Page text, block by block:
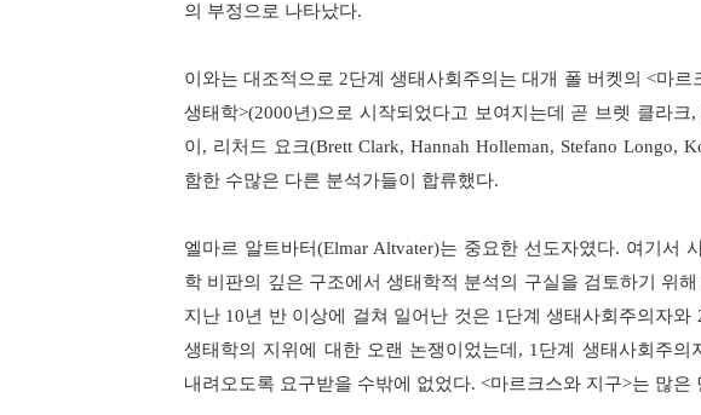
의 부정으로 나타났다.
이와는 대조적으로 2단계 생태사회주의는 대개 폴 버켓의 <마르
생태학>(2000년)으로 시작되었다고 보여지는데 곧 브렛 클라크,
이 , 리처드 요크(Brett Clark, Hannah Holleman, Stefano Longo,
함한 수많은 다른 분석가들이 합류했다.
엘마르 알트바터(Elmar Altvater)는 중요한 선도자였다. 여기서
학 비판의 깊은 구조에서 생태학적 분석의 구실을 검토하기 위
지난 10년 반 이상에 걸쳐 일어난 것은 1 단계 생태사회주의자와
생태학의 지위에 대한 오랜 논쟁이었는데 , 1 단계 생태사회주의
내려오도록 요구받을 수밖에 없었다. <마르크스와 지구>는 많은